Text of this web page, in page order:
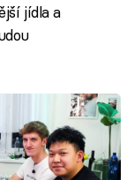
jídla a